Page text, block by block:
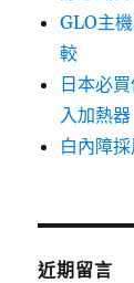
GLO主
較
日本必
入加熱器
白內障
近期留言